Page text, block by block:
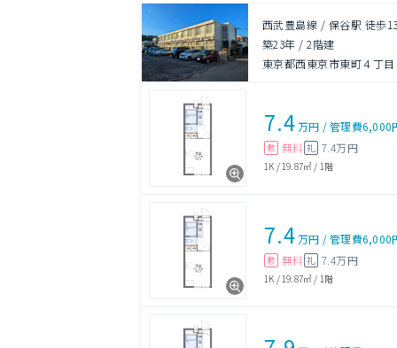
西武豊島線 / 保谷駅 徒歩
築23年 /2階建
東京都西東京市東町４丁目
7.4万円 /管理費6,000
敷 無料 礼 7.4万円
1K / 19.87㎡ / 1階
7.4万円 /管理費6,000
敷 無料 礼 7.4万円
1K / 19.87㎡ / 1階